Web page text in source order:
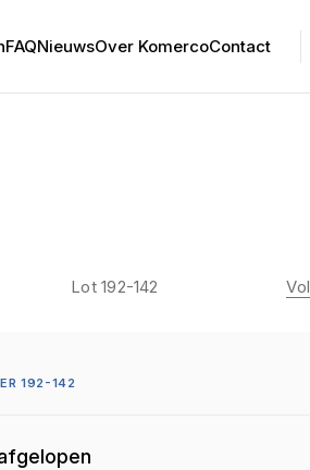
FAQNieuwsOver KomercoContact
Lot 192-142
192-142